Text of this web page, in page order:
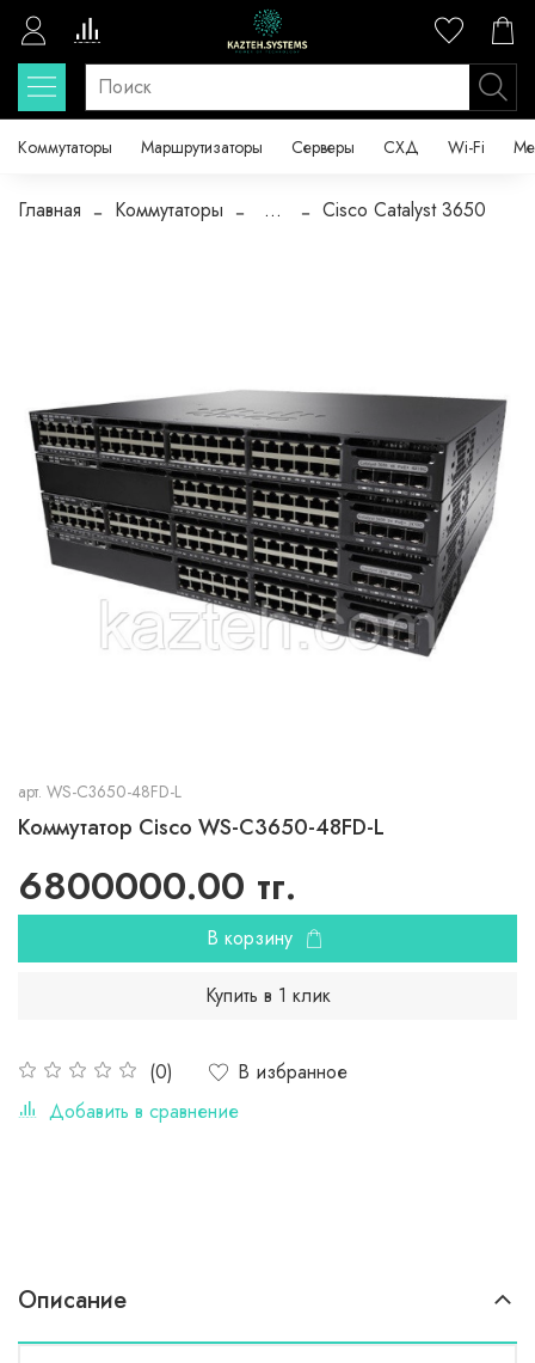
Коммутаторы Маршрутизаторы Серверы СХД Wi-Fi
Главная Коммутаторы ... Cisco Catalyst 3650
арт. WS-C3650-48FD-L
Коммутатор Cisco WS-C3650-48FD-L
(0)
В избранное
Добавить в сравнение
6800000.00 тг.
В корзину
Купить в 1 клик
Описание